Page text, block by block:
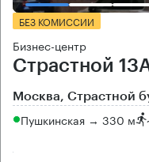
БЕЗ КОМИССИИ
Бизнес-центр
Страстной
Москва, Страстной
Пушкинская → 330 м